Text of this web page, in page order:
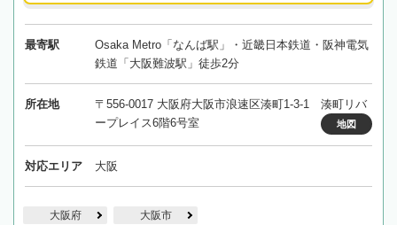
最寄駅
Osaka Metro「なんば駅」・近畿日本鉄道・阪神電気
鉄道「大阪難波駅」徒歩2分
所在地
〒556-0017 大阪府大阪市浪速区湊町1-3-1 湊町リバ
ープレイス6階6号室
地図
対応エリア 大阪
大阪府 大阪市